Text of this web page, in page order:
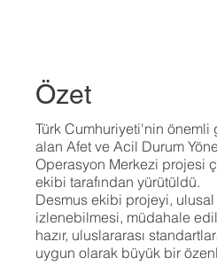
Özet
Türk Cumhuriyeti'nin önemli
alan Afet ve Acil Durum
Operasyon Merkezi projesi
ekibi tarafından yürütüldü.
Desmus ekibi projeyi,
izlenebilmesi, müdahale
hazır, uluslararası
uygun olarak büyük bir